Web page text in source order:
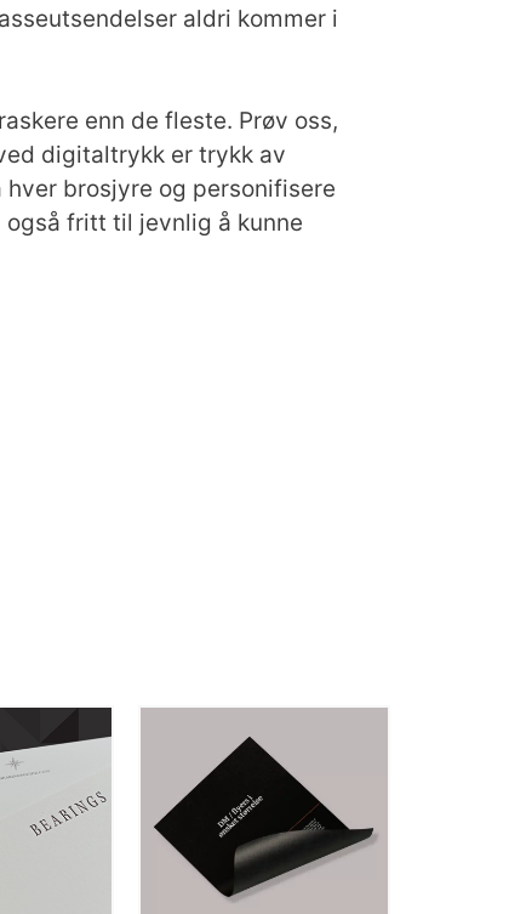
aldri kommer i
enn de fleste. Prøv oss,
digitaltrykk er trykk av
brosjyre og personifisere
fritt til jevnlig å kunne